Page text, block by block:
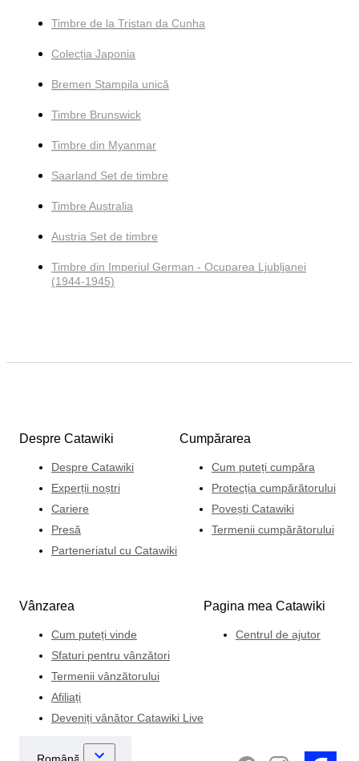
Timbre de la Tristan da Cunha
Colecția Japonia
Bremen Ștampila unică
Timbre Brunswick
Timbre din Myanmar
Saarland Set de timbre
Timbre Australia
Austria Set de timbre
Timbre din Imperiul German - Ocuparea Ljubljanei
(1944-1945)
Despre Catawiki
Despre Catawiki
Experții noștri
Cariere
Presă
Parteneriatul cu Catawiki
Cumpărarea
Cum puteți cumpăra
Protecția cumpărătorului
Povești Catawiki
Termenii cumpărătorului
Vânzarea
Cum puteți vinde
Sfaturi pentru vânzători
Termenii vânzătorului
Afiliați
Deveniți vânător Catawiki Live
Pagina mea Catawiki
Centrul de ajutor